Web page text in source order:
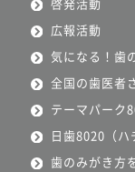
広報活動
気になる！歯
全国の歯医者
テーマパーク
日歯8020（ハ
歯のみがき方